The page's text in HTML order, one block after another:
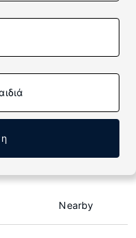
Nearby